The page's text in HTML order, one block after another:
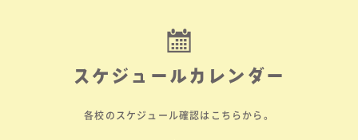
スケジュールカレンダー
各校のスケジュール確認はこちらから。